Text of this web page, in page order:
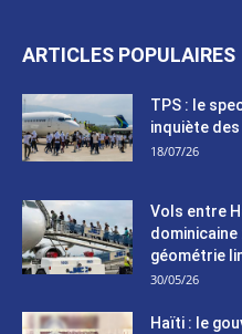
ARTICLES POPULAIRES
TPS : le
inquiète
18/07/26
Vols entre
dominicaine
géométrie
30/05/26
Haïti : le